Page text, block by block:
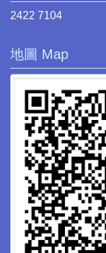
2422 7104
地圖 Map